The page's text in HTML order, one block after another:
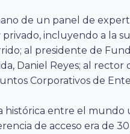
de un panel de
incluyendo a la
al presidente de
Daniel Reyes; al rector
Corporativos de
histórica entre el mundo
de acceso era de